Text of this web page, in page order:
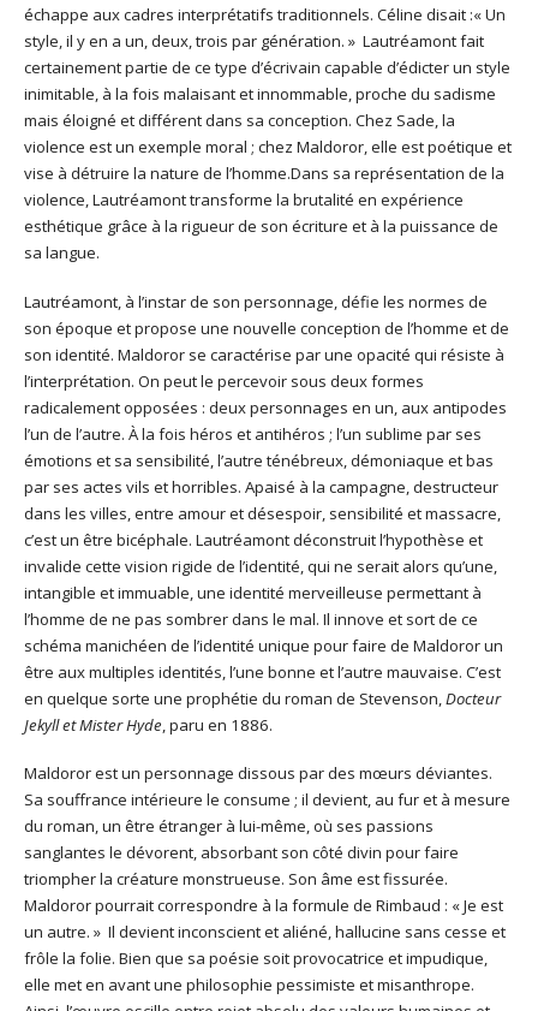
échappe aux cadres interprétatifs traditionnels. Céline disait :« Un
style, il y en a un, deux, trois par génération. » Lautréamont fait
certainement partie de ce type d’écrivain capable d’édicter un style
inimitable, à la fois malaisant et innommable, proche du sadisme
mais éloigné et différent dans sa conception. Chez Sade, la
violence est un exemple moral ; chez Maldoror, elle est poétique et
vise à détruire la nature de l’homme.Dans sa représentation de la
violence, Lautréamont transforme la brutalité en expérience
esthétique grâce à la rigueur de son écriture et à la puissance de
sa langue.
Lautréamont, à l’instar de son personnage, défie les normes de
son époque et propose une nouvelle conception de l’homme et de
son identité. Maldoror se caractérise par une opacité qui résiste à
l’interprétation. On peut le percevoir sous deux formes
radicalement opposées : deux personnages en un, aux antipodes
l’un de l’autre. À la fois héros et antihéros ; l’un sublime par ses
émotions et sa sensibilité, l’autre ténébreux, démoniaque et bas
par ses actes vils et horribles. Apaisé à la campagne, destructeur
dans les villes, entre amour et désespoir, sensibilité et massacre,
c’est un être bicéphale. Lautréamont déconstruit l’hypothèse et
invalide cette vision rigide de l’identité, qui ne serait alors qu’une,
intangible et immuable, une identité merveilleuse permettant à
l’homme de ne pas sombrer dans le mal. Il innove et sort de ce
schéma manichéen de l’identité unique pour faire de Maldoror un
être aux multiples identités, l’une bonne et l’autre mauvaise. C’est
en quelque sorte une prophétie du roman de Stevenson, Docteur
Jekyll et Mister Hyde , paru en 1886.
Maldoror est un personnage dissous par des mœurs déviantes.
Sa souffrance intérieure le consume ; il devient, au fur et à mesure
du roman, un être étranger à lui-même, où ses passions
sanglantes le dévorent, absorbant son côté divin pour faire
triompher la créature monstrueuse. Son âme est fissurée.
Maldoror pourrait correspondre à la formule de Rimbaud : « Je est
un autre. » Il devient inconscient et aliéné, hallucine sans cesse et
frôle la folie. Bien que sa poésie soit provocatrice et impudique,
elle met en avant une philosophie pessimiste et misanthrope.